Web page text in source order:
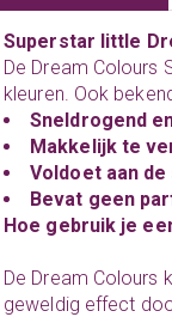
Superstar little
De Dream Colours
kleuren. Ook
Sneldrogend
Makkelijk te
Voldoet aan
Bevat geen
Hoe gebruik je
De Dream Colours
geweldig effect